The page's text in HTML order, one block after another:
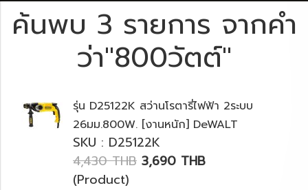
ค้นพบ 3 รายการ จากคำ
ว่า"800วัตต์"
รุ่น D25122K สว่านโรตารี่ไฟฟ้า 2ระบบ
26มม.800W. [งานหนัก] DeWALT
SKU : D25122K
4,430 THB 3,690 THB
(Product)